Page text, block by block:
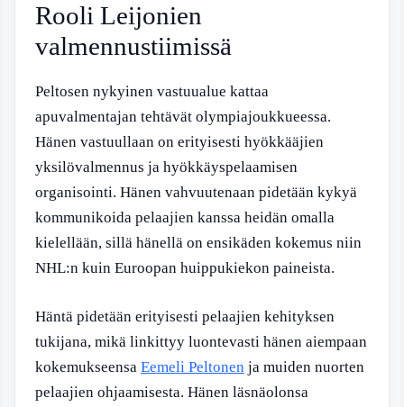
Rooli Leijonien
valmennustiimissä
Peltosen nykyinen vastuualue kattaa
apuvalmentajan tehtävät olympiajoukkueessa.
Hänen vastuullaan on erityisesti hyökkääjien
yksilövalmennus ja hyökkäyspelaamisen
organisointi. Hänen vahvuutenaan pidetään kykyä
kommunikoida pelaajien kanssa heidän omalla
kielellään, sillä hänellä on ensikäden kokemus niin
NHL:n kuin Euroopan huippukiekon paineista.
Häntä pidetään erityisesti pelaajien kehityksen
tukijana, mikä linkittyy luontevasti hänen aiempaan
kokemukseensa Eemeli Peltonen ja muiden nuorten
pelaajien ohjaamisesta. Hänen läsnäolonsa